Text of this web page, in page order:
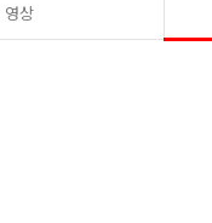
영상